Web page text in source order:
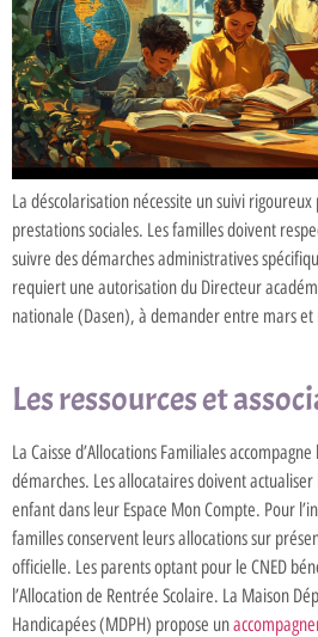
La déscolarisation nécessite un suivi
prestations sociales. Les familles doivent
suivre des démarches administratives
requiert une autorisation du Directeur
nationale (Dasen), à demander entre mars
Les ressources et
La Caisse d’Allocations Familiales
démarches. Les allocataires doivent
enfant dans leur Espace Mon Compte. Pour
familles conservent leurs allocations sur
officielle. Les parents optant pour le CNED
l’Allocation de Rentrée Scolaire. La Maison
Handicapées (MDPH) propose un